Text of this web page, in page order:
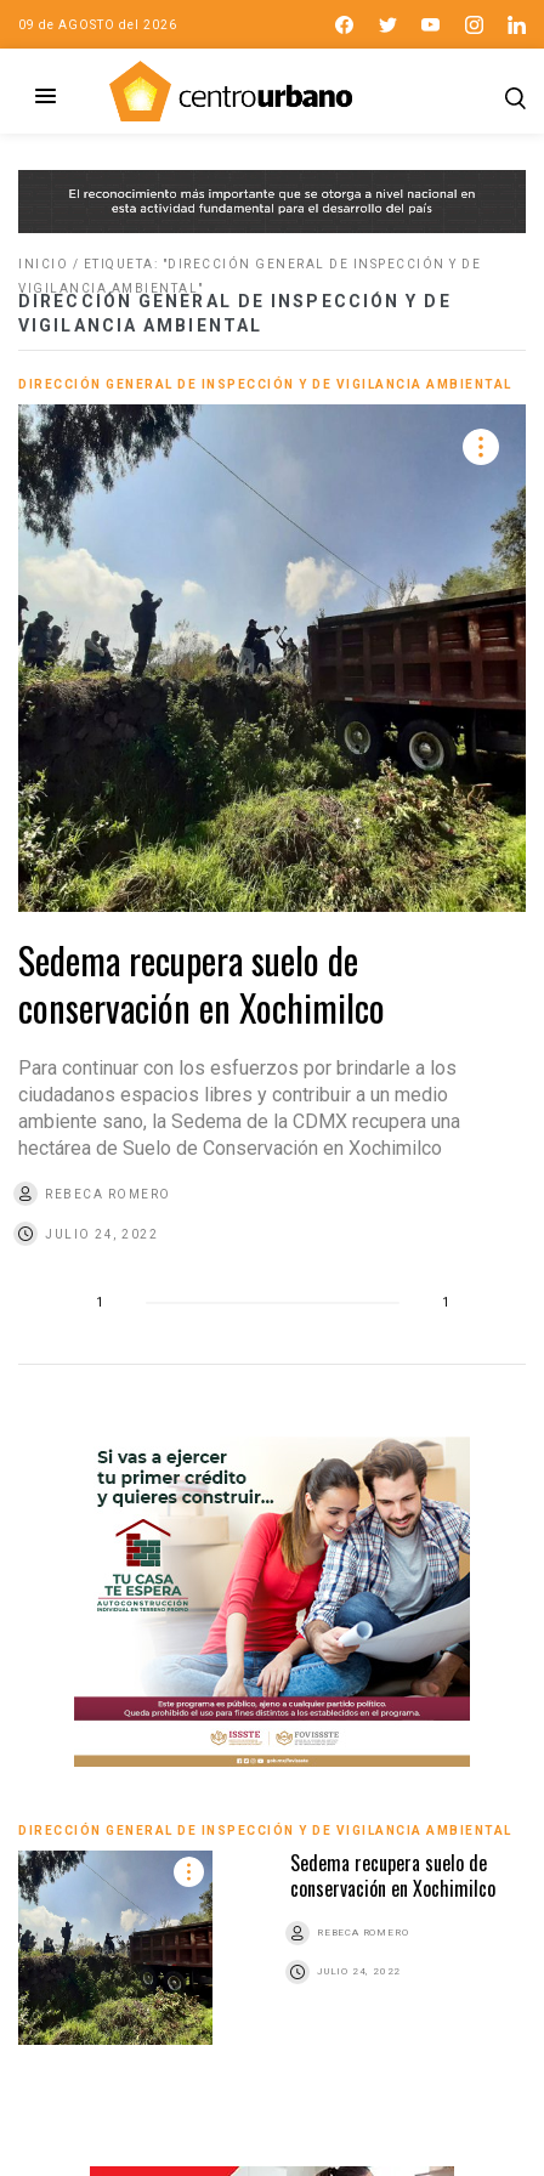
09 de AGOSTO del 2026
INICIO /
ETIQUETA: "DIRECCIÓN GENERAL DE INSPECCIÓN Y DE
VIGILANCIA AMBIENTAL"
DIRECCIÓN GENERAL DE INSPECCIÓN Y DE
VIGILANCIA AMBIENTAL
DIRECCIÓN GENERAL DE INSPECCIÓN Y DE VIGILANCIA AMBIENTAL
Sedema recupera suelo de
conservación en Xochimilco
Para continuar con los esfuerzos por brindarle a los
ciudadanos espacios libres y contribuir a un medio
ambiente sano, la Sedema de la CDMX recupera una
hectárea de Suelo de Conservación en Xochimilco
REBECA ROMERO
JULIO 24, 2022
1 1
DIRECCIÓN GENERAL DE INSPECCIÓN Y DE VIGILANCIA AMBIENTAL
Sedema recupera suelo de
conservación en Xochimilco
REBECA ROMERO
JULIO 24, 2022